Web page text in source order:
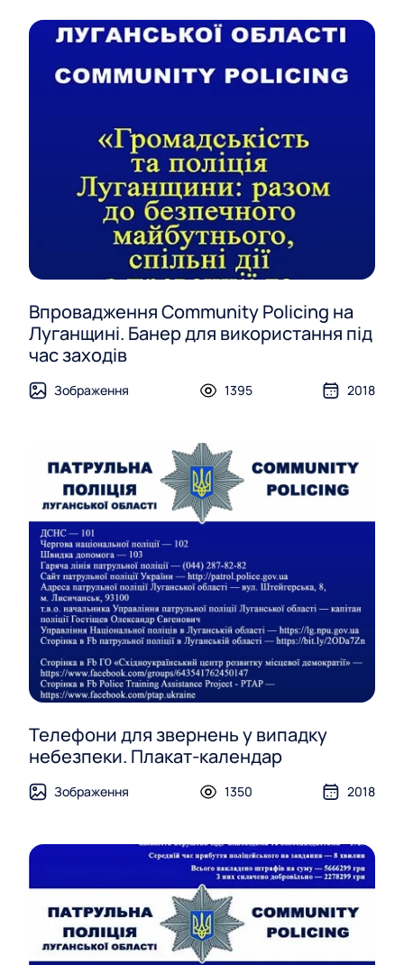
Впровадження Community Policing на
Луганщині. Банер для використання під
час заходів
Зображення 1395 2018
Телефони для звернень у випадку
небезпеки. Плакат-календар
Зображення 1350 2018